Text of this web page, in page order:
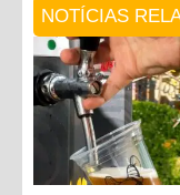
NOTÍCIAS